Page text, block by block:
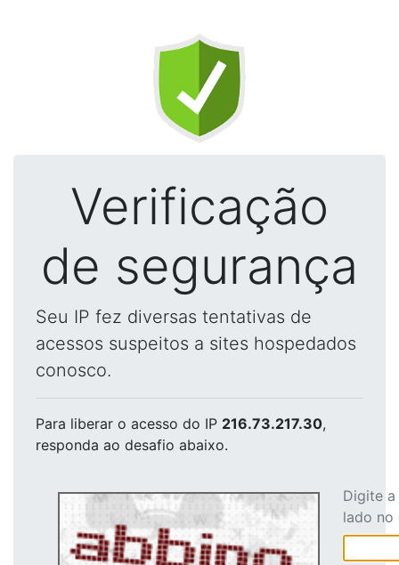
Verificação
de segurança
Seu IP fez diversas tentativas de
acessos suspeitos a sites hospedados
conosco.
Para liberar o acesso do IP 216.73.217.30,
responda ao desafio abaixo.
Digite
lado no